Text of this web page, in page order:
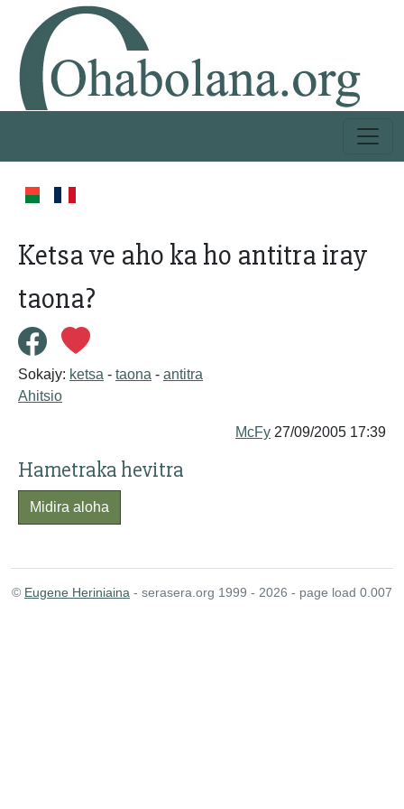
Ketsa ve aho ka ho antitra iray
taona?
Sokajy: ketsa - taona - antitra
Ahitsio
McFy 27/09/2005 17:39
Hametraka hevitra
Midira aloha
© Eugene Heriniaina - serasera.org 1999 - 2026 - page load 0.007